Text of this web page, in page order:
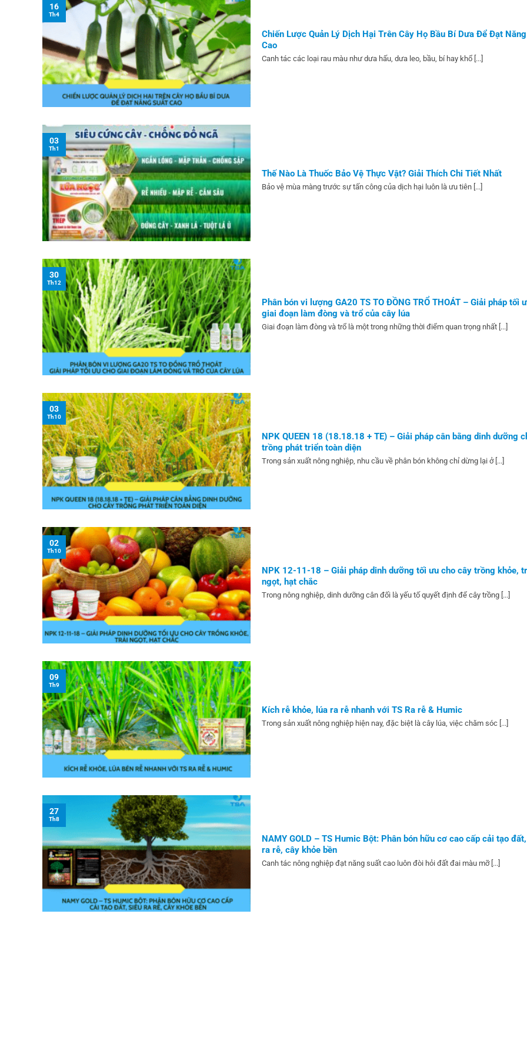
Chiến Lược Quản Lý Dịch Hại Trên Cây Họ Bầu Bí Dưa Để Đạt
Cao
Canh tác các loại rau màu như dưa hấu, dưa leo, bầu, bí hay khổ [...]
16
Th4
Thế Nào Là Thuốc Bảo Vệ Thực Vật? Giải Thích Chi Tiết Nhất
Bảo vệ mùa màng trước sự tấn công của dịch hại luôn là ưu tiên [...]
03
Th1
Phân bón vi lượng GA20 TS TO ĐỒNG TRỔ THOÁT – Giải pháp tối
giai đoạn làm đòng và trổ của cây lúa
Giai đoạn làm đòng và trổ là một trong những thời điểm quan trọng nhất [...]
30
Th12
NPK QUEEN 18 (18.18.18 + TE) – Giải pháp cân bằng dinh dưỡng
trồng phát triển toàn diện
Trong sản xuất nông nghiệp, nhu cầu về phân bón không chỉ dừng lại ở [...]
03
Th10
NPK 12-11-18 – Giải pháp dinh dưỡng tối ưu cho cây trồng khỏe,
ngọt, hạt chắc
Trong nông nghiệp, dinh dưỡng cân đối là yếu tố quyết định để cây trồng [...]
02
Th10
Kích rễ khỏe, lúa ra rễ nhanh với TS Ra rễ & Humic
Trong sản xuất nông nghiệp hiện nay, đặc biệt là cây lúa, việc chăm sóc [...]
09
Th9
NAMY GOLD – TS Humic Bột: Phân bón hữu cơ cao cấp cải tạo
ra rễ, cây khỏe bền
Canh tác nông nghiệp đạt năng suất cao luôn đòi hỏi đất đai màu mỡ [...]
27
Th8